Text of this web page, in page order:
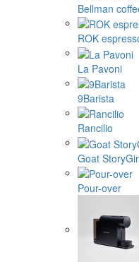
Bellman
ROK
La Pavoni
9Barista
Rancilio
Goat
Pour-over